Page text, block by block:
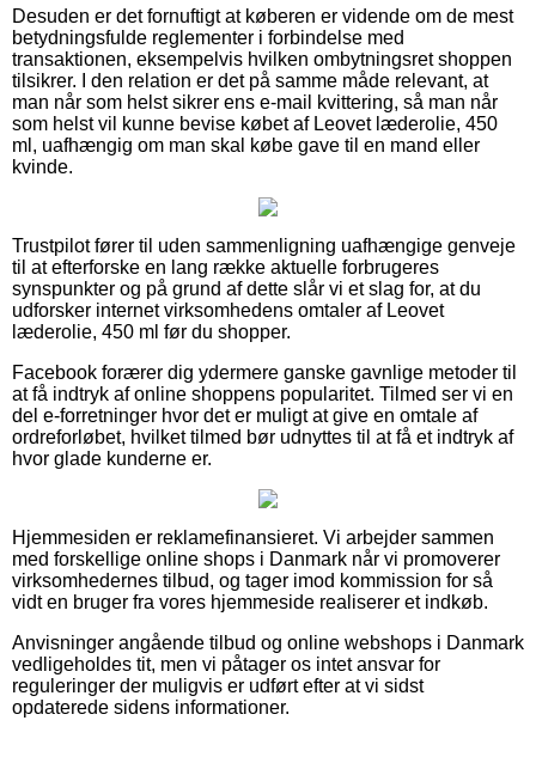
Desuden er det fornuftigt at køberen er vidende om de mest
betydningsfulde reglementer i forbindelse med
transaktionen, eksempelvis hvilken ombytningsret shoppen
tilsikrer. I den relation er det på samme måde relevant, at
man når som helst sikrer ens e-mail kvittering, så man når
som helst vil kunne bevise købet af Leovet læderolie, 450
ml, uafhængig om man skal købe gave til en mand eller
kvinde.
Trustpilot fører til uden sammenligning uafhængige genveje
til at efterforske en lang række aktuelle forbrugeres
synspunkter og på grund af dette slår vi et slag for, at du
udforsker internet virksomhedens omtaler af Leovet
læderolie, 450 ml før du shopper.
Facebook forærer dig ydermere ganske gavnlige metoder til
at få indtryk af online shoppens popularitet. Tilmed ser vi en
del e-forretninger hvor det er muligt at give en omtale af
ordreforløbet, hvilket tilmed bør udnyttes til at få et indtryk af
hvor glade kunderne er.
Hjemmesiden er reklamefinansieret. Vi arbejder sammen
med forskellige online shops i Danmark når vi promoverer
virksomhedernes tilbud, og tager imod kommission for så
vidt en bruger fra vores hjemmeside realiserer et indkøb.
Anvisninger angående tilbud og online webshops i Danmark
vedligeholdes tit, men vi påtager os intet ansvar for
reguleringer der muligvis er udført efter at vi sidst
opdaterede sidens informationer.